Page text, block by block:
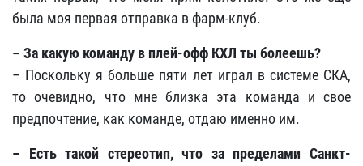
была моя первая отправка в фарм-клуб.
– За какую команду в плей-офф КХЛ ты болеешь?
– Поскольку я больше пяти лет играл в системе СКА,
то очевидно, что мне близка эта команда и свое
предпочтение, как команде, отдаю именно им.
– Есть такой стереотип, что за пределами Санкт-